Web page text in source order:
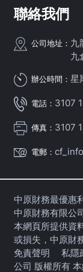
聯絡我們
公司地址： 九
九
辦公時間： 星
電話： 3107
傳真： 3107
電郵：
中原財務最優惠
中原財務有限公
本網頁所提供資
或損失，中原財
免責聲明
私隱
公司 版權所有